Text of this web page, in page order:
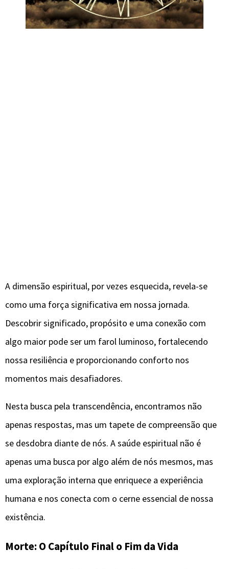
A dimensão espiritual, por vezes esquecida, revela-se
como uma força significativa em nossa jornada.
Descobrir significado, propósito e uma conexão com
algo maior pode ser um farol luminoso, fortalecendo
nossa resiliência e proporcionando conforto nos
momentos mais desafiadores.
Nesta busca pela transcendência, encontramos não
apenas respostas, mas um tapete de compreensão que
se desdobra diante de nós. A saúde espiritual não é
apenas uma busca por algo além de nós mesmos, mas
uma exploração interna que enriquece a experiência
humana e nos conecta com o cerne essencial de nossa
existência.
Morte: O Capítulo Finalo Fim da Vida